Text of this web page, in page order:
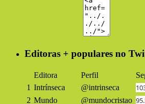
Editoras + populares no
Editora Perfil
1 Intrínseca @intrinseca
2 Mundo
@mundocristao